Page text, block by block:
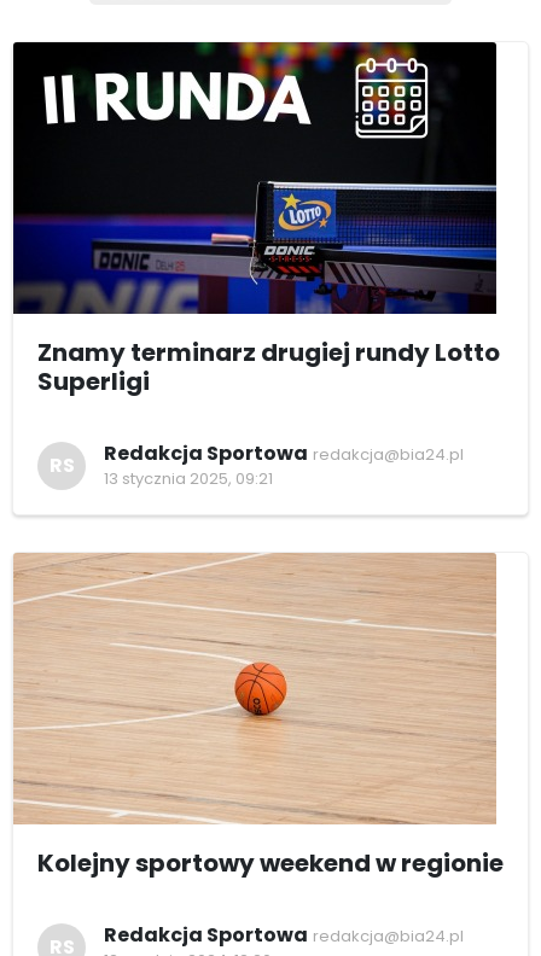
Znamy terminarz drugiej rundy Lotto
Superligi
RS Redakcja Sportowa redakcja@bia24.pl
13 stycznia 2025, 09:21
Kolejny sportowy weekend w regionie
RS Redakcja Sportowa redakcja@bia24.pl